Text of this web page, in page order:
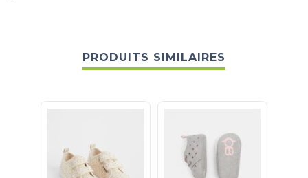
PRODUITS SIMILAIRES